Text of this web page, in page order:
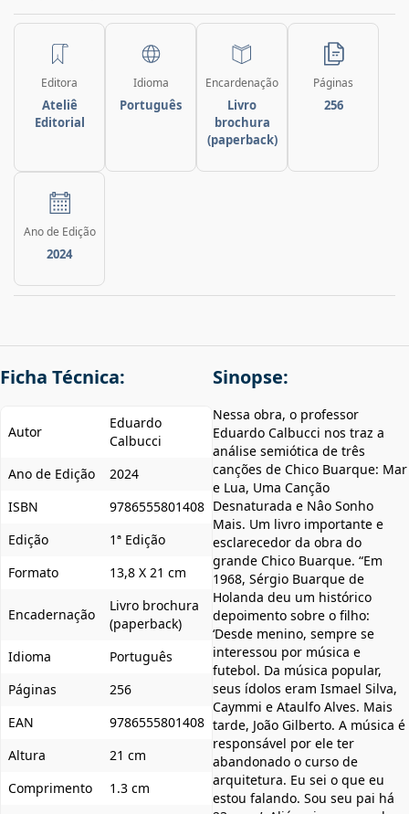
Editora
Ateliê
Editorial
Idioma
Português
Encardenação
Livro
brochura
(paperback)
Páginas
256
Ano de Edição
2024
Ficha Técnica:
Autor
Eduardo
Calbucci
Ano de Edição
2024
ISBN
9786555801408
Edição
1ª Edição
Formato
13,8 X 21 cm
Encadernação
Livro brochura
(paperback)
Idioma
Português
Páginas
256
EAN
9786555801408
Altura
21 cm
Comprimento
1.3 cm
Sinopse:
Nessa obra, o professor
Eduardo Calbucci nos traz a
análise semiótica de três
canções de Chico Buarque: Mar
e Lua, Uma Canção
Desnaturada e Nâo Sonho
Mais. Um livro importante e
esclarecedor da obra do
grande Chico Buarque. “Em
1968, Sérgio Buarque de
Holanda deu um histórico
depoimento sobre o filho:
‘Desde menino, sempre se
interessou por música e
futebol. Da música popular,
seus ídolos eram Ismael Silva,
Caymmi e Ataulfo Alves. Mais
tarde, João Gilberto. A música é
responsável por ele ter
abandonado o curso de
arquitetura. Eu sei o que eu
estou falando. Sou seu pai há